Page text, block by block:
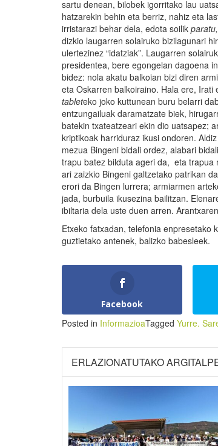
sartu denean, bilobek igorritako lau
hatzarekin behin eta berriz, nahiz eta
irristarazi behar dela, edota soilik paratu,
dizkio laugarren solairuko bizilagunari
ulertezinez “idatziak”. Laugarren
presidentea, bere egongelan dagoena
bidez: nola akatu balkoian bizi diren
eta Oskarren balkoiraino. Hala ere,
tableteko joko kuttunean buru belarri
entzungailuak daramatzate biek,
batekin txateatzeari ekin dio uatsapez;
kriptikoak harriduraz ikusi ondoren.
mezua Bingeni bidali ordez, alabari
trapu batez bilduta ageri da, eta trapua
ari zaizkio Bingeni galtzetako patrikan
erori da Bingen lurrera; armiarmen
jada, burbuila ikusezina bailitzan.
ibiltaria dela uste duen arren.
Etxeko fatxadan, telefonia enpresetako
guztietako antenek, balizko babesleek.
Facebook
Posted in InformazioaTagged Yurre.
ERLAZIONATUTAKO